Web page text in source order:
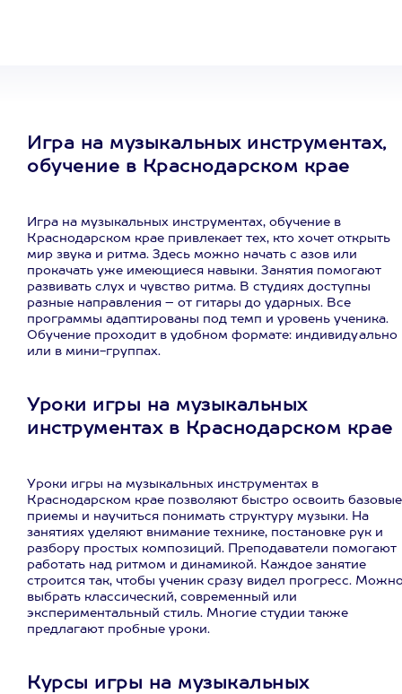
Игра на музыкальных инструментах,
обучение в Краснодарском крае
Игра на музыкальных инструментах, обучение в
Краснодарском крае привлекает тех, кто хочет открыть
мир звука и ритма. Здесь можно начать с азов или
прокачать уже имеющиеся навыки. Занятия помогают
развивать слух и чувство ритма. В студиях доступны
разные направления – от гитары до ударных. Все
программы адаптированы под темп и уровень ученика.
Обучение проходит в удобном формате: индивидуально
или в мини-группах.
Уроки игры на музыкальных
инструментах в Краснодарском крае
Уроки игры на музыкальных инструментах в
Краснодарском крае позволяют быстро освоить базовые
приемы и научиться понимать структуру музыки. На
занятиях уделяют внимание технике, постановке рук и
разбору простых композиций. Преподаватели помогают
работать над ритмом и динамикой. Каждое занятие
строится так, чтобы ученик сразу видел прогресс.
выбрать классический, современный или
экспериментальный стиль. Многие студии также
предлагают пробные уроки.
Курсы игры на музыкальных